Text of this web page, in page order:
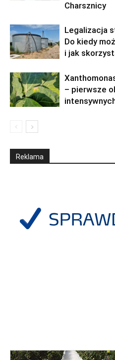
Charsznicy
Legalizacja
Do kiedy
i jak
– pierwsze
Reklama